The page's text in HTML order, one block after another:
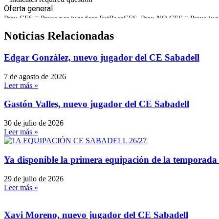
Noticias Relacionadas
Edgar González, nuevo jugador del CE Sabadell
7 de agosto de 2026
Leer más »
Gastón Valles, nuevo jugador del CE Sabadell
30 de julio de 2026
Leer más »
Ya disponible la primera equipación de la temporada
29 de julio de 2026
Leer más »
Xavi Moreno, nuevo jugador del CE Sabadell